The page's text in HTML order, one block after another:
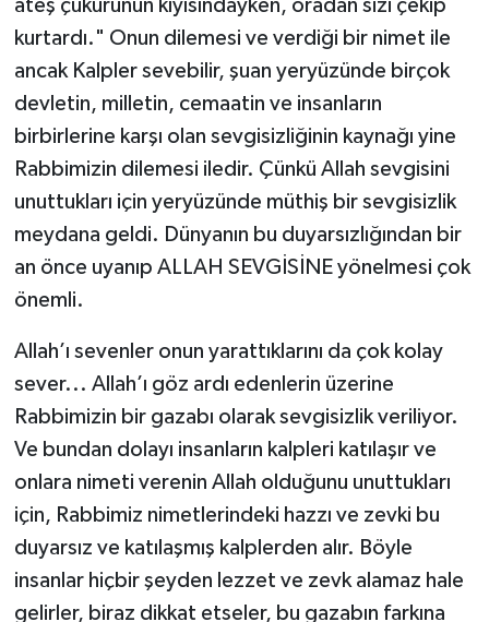
ateş çukurunun kıyısındayken, oradan sizi çekip
kurtardı." Onun dilemesi ve verdiği bir nimet ile
ancak Kalpler sevebilir, şuan yeryüzünde birçok
devletin, milletin, cemaatin ve insanların
birbirlerine karşı olan sevgisizliğinin kaynağı yine
Rabbimizin dilemesi iledir. Çünkü Allah sevgisini
unuttukları için yeryüzünde müthiş bir sevgisizlik
meydana geldi. Dünyanın bu duyarsızlığından bir
an önce uyanıp ALLAH SEVGİSİNE yönelmesi çok
önemli.
Allah’ı sevenler onun yarattıklarını da çok kolay
sever... Allah’ı göz ardı edenlerin üzerine
Rabbimizin bir gazabı olarak sevgisizlik veriliyor.
Ve bundan dolayı insanların kalpleri katılaşır ve
onlara nimeti verenin Allah olduğunu unuttukları
için, Rabbimiz nimetlerindeki hazzı ve zevki bu
duyarsız ve katılaşmış kalplerden alır. Böyle
insanlar hiçbir şeyden lezzet ve zevk alamaz hale
gelirler, biraz dikkat etseler, bu gazabın farkına